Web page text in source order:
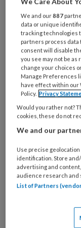
e-
mailadres?
* *
Kies
je
Kies
je
functie *
Bij
welke
organisatie
je?
Untitled
Ontvang
Ontvang
We and our887
data or unique
tracking technologies
partners process data
consent will disable
you see may not be
change your choices
Manage Preferences
have effect within our
Policy. Privacy
Would you rather not?
cookies, these do not
We and our
Use precise
identification. Store
advertising and
audience research and
List of Partners